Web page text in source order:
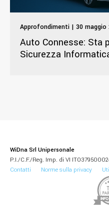
Approfondimenti | 30 maggio
Auto Connesse: Sta
Sicurezza
WiDna Srl Unipersonale
P.I./C.F./Reg. Imp. di VI
Contatti
Norme sulla privacy